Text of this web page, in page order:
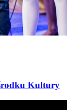
Kultury